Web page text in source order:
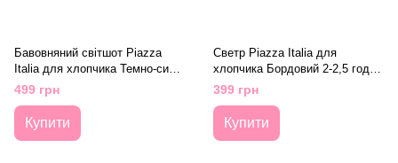
Бавовняний світшот Piazza
Italia для хлопчика Темно-синій
2-3 года (98 см) Код: PIT1501
213 d-blue
499 грн
Купити
Светр Piazza Italia для
хлопчика Бордовий 2-2,5 года
(92 см) Код: PIT1501 218 bordo
399 грн
Купити